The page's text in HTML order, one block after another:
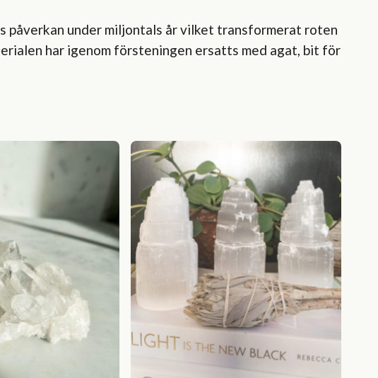
påverkan under miljontals år vilket transformerat roten
har igenom försteningen ersatts med agat, bit för